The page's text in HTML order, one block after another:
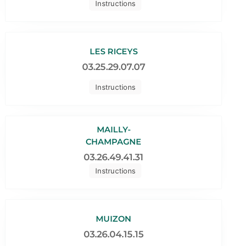
Instructions
Instructions
LES RICEYS
03.25.29.07.07
Instructions
MAILLY-
CHAMPAGNE
03.26.49.41.31
MUIZON
03.26.04.15.15